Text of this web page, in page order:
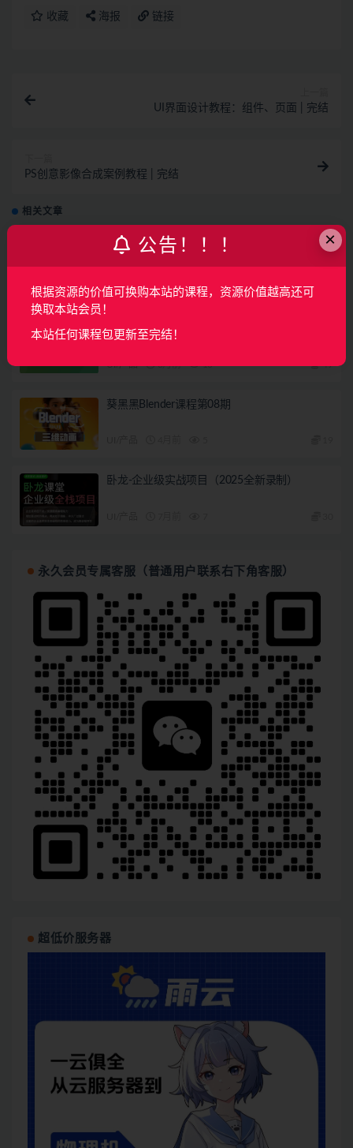
收藏 海报 链接
UI界面设计教程：组件、页面 | 完结
PS创意影像合成案例教程 | 完结
相关文章
AI产品经理特训营（完结）
AI 2月前 64
覆盖车载投屏、多媒体、智能语音等核心功能
开发（完结）
UI/产品 3月前 10 49
葵黑黑Blender课程第08期
卧龙-企业级实战项目（2025全新录制）
永久会员专属客服（普通用户联系右下角客服）
超低价服务器
×
公告！！！
根据资源的价值可换购本站的课程，资源价值越高还可
换取本站会员！
本站任何课程包更新至完结！